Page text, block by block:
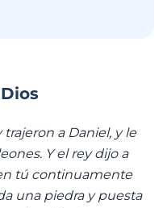
a Daniel, y le
Y el rey dijo a
tú continuamente
una piedra y puesta